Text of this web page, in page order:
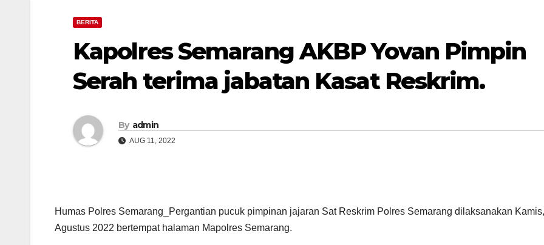
BERITA
Kapolres Semarang AKBP Yovan Pimpin
Serah terima jabatan Kasat Reskrim.
By admin
AUG 11, 2022
Humas Polres Semarang_Pergantian pucuk pimpinan jajaran Sat Reskrim Polres Semarang dilaksanakan
Agustus 2022 bertempat halaman Mapolres Semarang.